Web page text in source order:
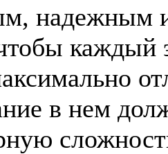
надежным
каждый
в нем